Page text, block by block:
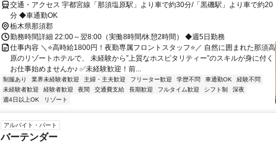
交通・アクセス 宇都宮線「那須塩原駅」より車で約30分/「黒磯駅」より車で約20
分 ◆車通勤OK
栃木県那須郡
勤務時間詳細 22:00～翌8:00（実働8時間/休憩2時間） ◆週5日勤務
仕事内容 ＼⭐高時給1800円！夜勤専属フロントスタッフ⭐／ 自然に囲まれた那須高
原のリゾートホテルで、 未経験から”上質なホスピタリティー”のスキルが身に付く
お仕事始めませんか♪ ✅未経験歓迎！前...
制服あり 業界未経験者歓迎 主婦・主夫歓迎 フリーター歓迎 学歴不問 車通勤OK
経験不問
未経験者歓迎
経験者歓迎 夜間 交通費支給 長期歓迎 フルタイム歓迎 シフト制
深夜
週4日以上OK
リゾート
アルバイト・パート
バーテンダー